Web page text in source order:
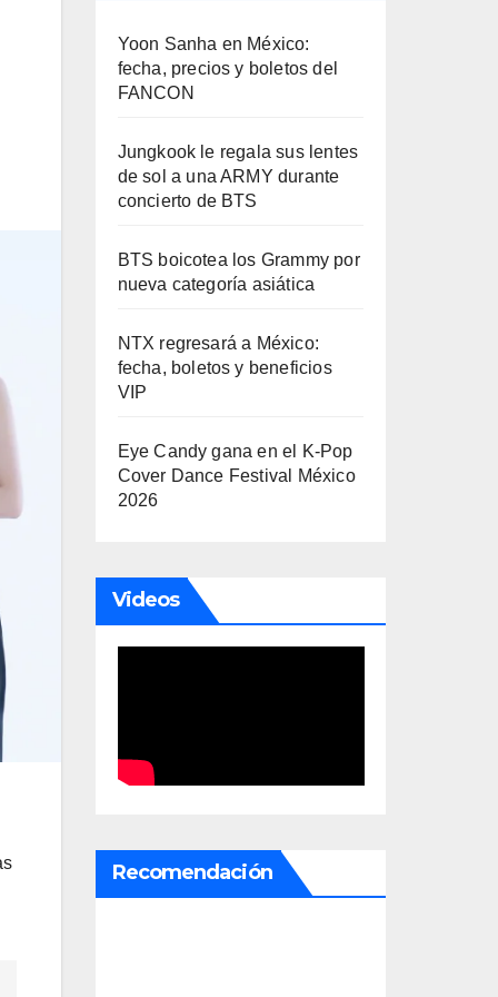
Yoon Sanha en México:
fecha, precios y boletos del
FANCON
Jungkook le regala sus lentes
de sol a una ARMY durante
concierto de BTS
BTS boicotea los Grammy por
nueva categoría asiática
NTX regresará a México:
fecha, boletos y beneficios
VIP
Eye Candy gana en el K-Pop
Cover Dance Festival México
2026
Videos
Recomendación